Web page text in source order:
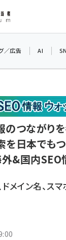
／広告 AI
のつながり
日本でもつ
&国内SEO
メイン名、ス